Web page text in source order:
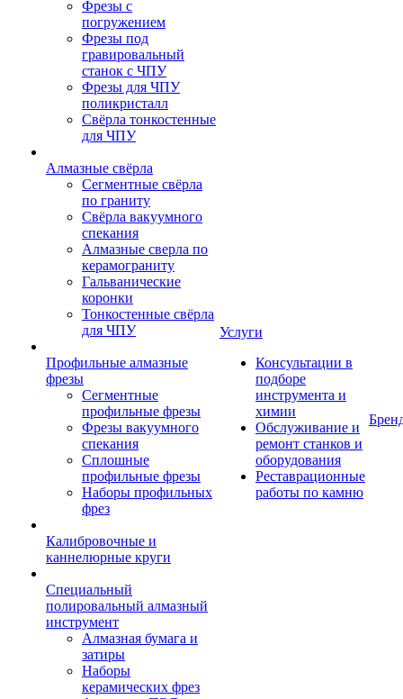
Фрезы с
погружением
Фрезы под
гравировальный
станок с ЧПУ
Фрезы для ЧПУ
поликристалл
Свёрла тонкостенные
для ЧПУ
Алмазные свёрла
Сегментные свёрла
по граниту
Свёрла вакуумного
спекания
Алмазные сверла по
керамограниту
Гальванические
коронки
Тонкостенные свёрла
для ЧПУ
Профильные алмазные
фрезы
Сегментные
профильные фрезы
Фрезы вакуумного
спекания
Сплошные
профильные фрезы
Наборы профильных
фрез
Калибровочные и
каннелюрные круги
Специальный
полировальный алмазный
инструмент
Алмазная бумага и
затиры
Наборы
керамических фрез
Услуги
Консультации в
подборе
инструмента и
химии
Обслуживание и
ремонт станков и
оборудования
Реставрационные
работы по камню